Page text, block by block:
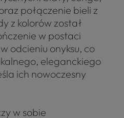
połączenie bieli z
z kolorów został
w postaci
odcieniu onyksu, co
eleganckiego
ich nowoczesny
w sobie